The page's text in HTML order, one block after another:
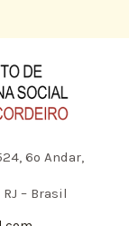
6º Andar,
– Brasil